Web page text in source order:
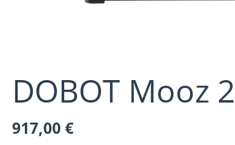
DOBOT Mooz 2
917,00€